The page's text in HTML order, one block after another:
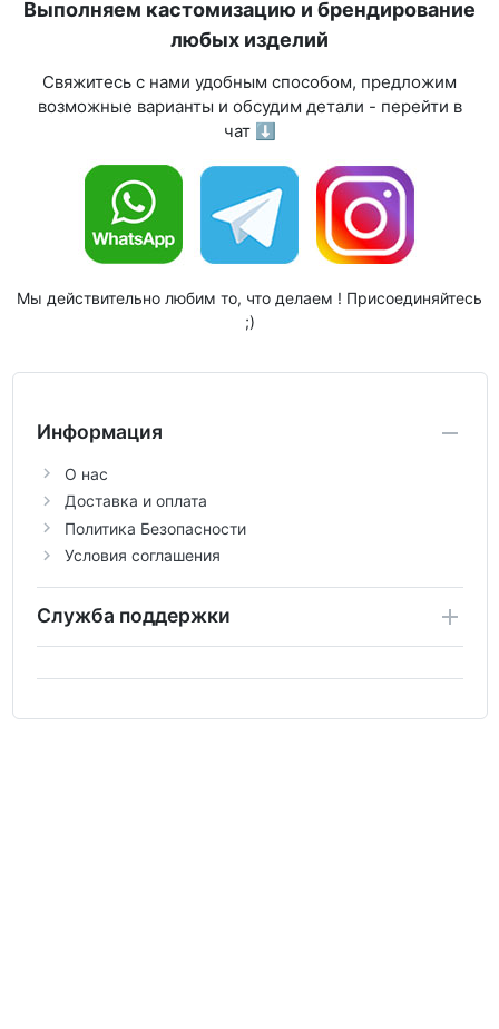
Выполняем кастомизацию и брендирование
любых изделий
Свяжитесь с нами удобным способом, предложим
возможные варианты и обсудим детали - перейти в
чат ⬇
Мы действительно любим то, что делаем ! Присоединяйтесь
;)
Информация
О нас
Доставка и оплата
Политика Безопасности
Условия соглашения
Служба поддержки